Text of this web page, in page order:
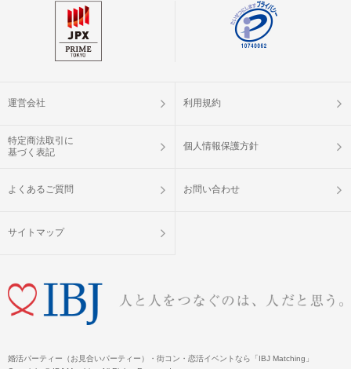
運営会社 利用規約
特定商法取引に
基づく表記
個人情報保護方針
よくあるご質問 お問い合わせ
サイトマップ
婚活パーティー（お見合いパーティー）・街コン・恋活イベントなら「IBJ Matching」